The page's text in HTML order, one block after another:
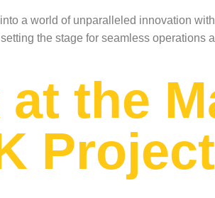
a world of unparalleled innovation
the stage for seamless operations
the
Project